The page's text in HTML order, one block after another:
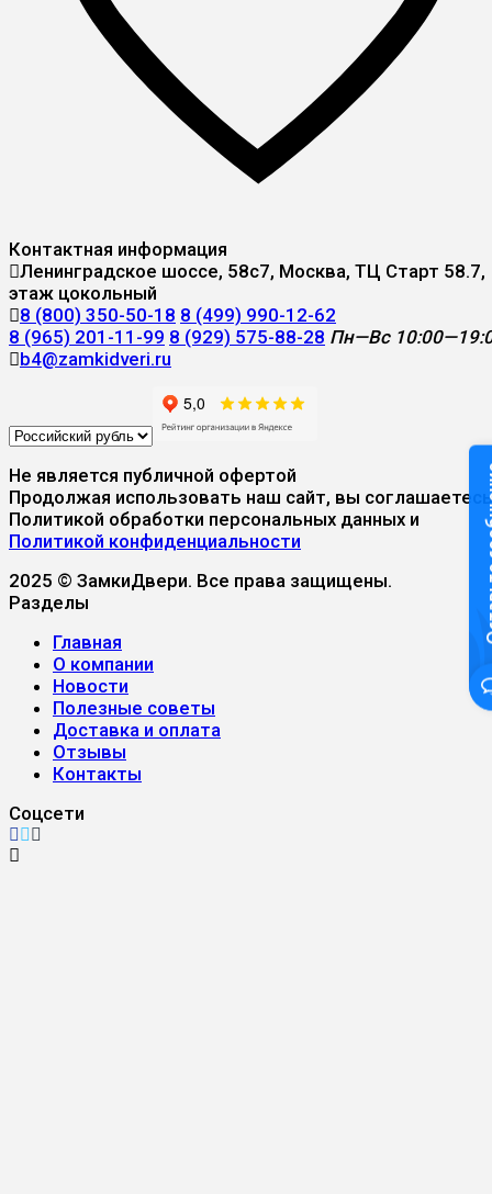
Контактная информация
Ленинградское шоссе, 58с7, Москва, ТЦ Старт 58.7,
этаж цокольный
8 (800) 350-50-18 8 (499) 990-12-62
8 (965) 201-11-99 8 (929) 575-88-28 Пн—Вс
b4@zamkidveri.ru
Не является публичной офертой
Продолжая использовать наш сайт, вы
Политикой обработки персональных данных и
Политикой конфиденциальности
2025 © ЗамкиДвери. Все права защищены.
Разделы
Главная
О компании
Новости
Полезные советы
Доставка и оплата
Отзывы
Контакты
Соцсети